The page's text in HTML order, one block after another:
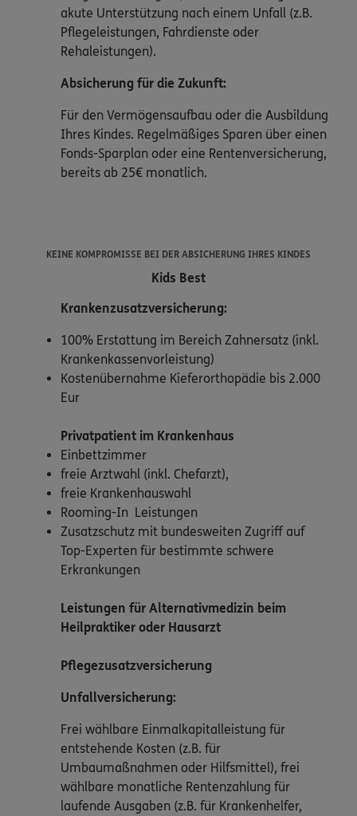
akute Unterstützung nach einem Unfall (z.B.
Pflegeleistungen, Fahrdienste oder
Rehaleistungen).
Absicherung für die Zukunft:
Für den Vermögensaufbau oder die Ausbildung
Ihres Kindes. Regelmäßiges Sparen über einen
Fonds-Sparplan oder eine Rentenversicherung,
bereits ab 25€ monatlich.
KEINE KOMPROMISSE BEI DER ABSICHERUNG IHRES KINDES
Kids Best
Krankenzusatzversicherung:
100% Erstattung im Bereich Zahnersatz (inkl.
Krankenkassenvorleistung)
Kostenübernahme Kieferorthopädie bis 2.000
Eur
Privatpatient im Krankenhaus
Einbettzimmer
freie Arztwahl (inkl. Chefarzt),
freie Krankenhauswahl
Rooming-In Leistungen
Zusatzschutz mit bundesweiten Zugriff auf
Top-Experten für bestimmte schwere
Erkrankungen
Leistungen für Alternativmedizin beim
Heilpraktiker oder Hausarzt
Pflegezusatzversicherung
Unfallversicherung:
Frei wählbare Einmalkapitalleistung für
entstehende Kosten (z.B. für
Umbaumaßnahmen oder Hilfsmittel), frei
wählbare monatliche Rentenzahlung für
laufende Ausgaben (z.B. für Krankenhelfer,